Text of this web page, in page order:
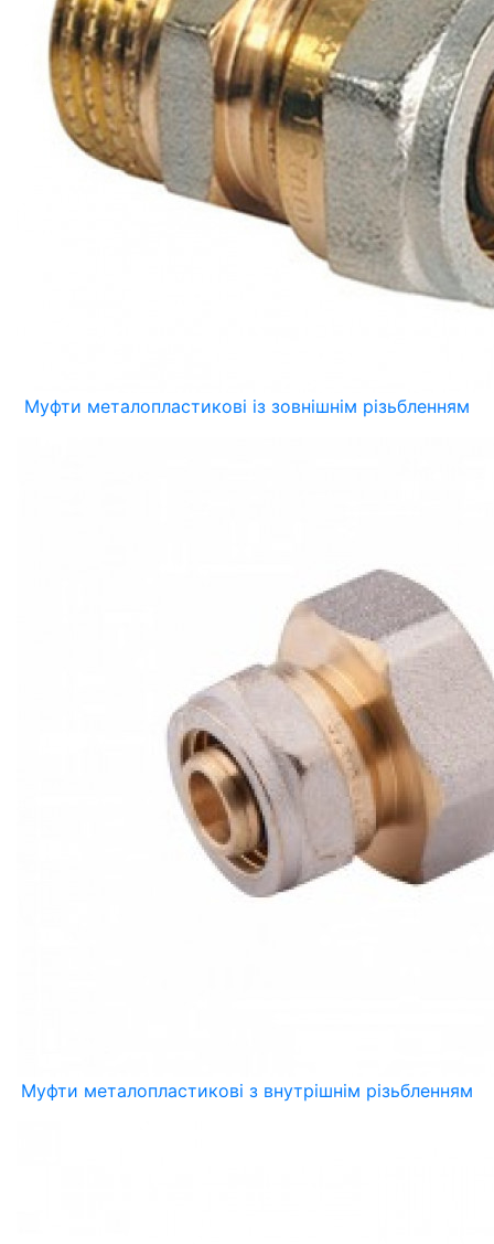
Муфти металопластикові із зовнішнім різьбленням
Муфти металопластикові з внутрішнім різьбленням